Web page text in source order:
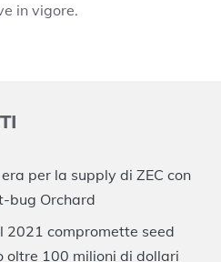
in vigore.
per la supply di ZEC con
bug Orchard
2021 compromette seed
oltre 100 milioni di dollari